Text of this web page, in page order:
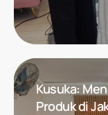
Kusuka:
Produk di